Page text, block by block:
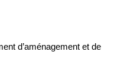
d’aménagement et de